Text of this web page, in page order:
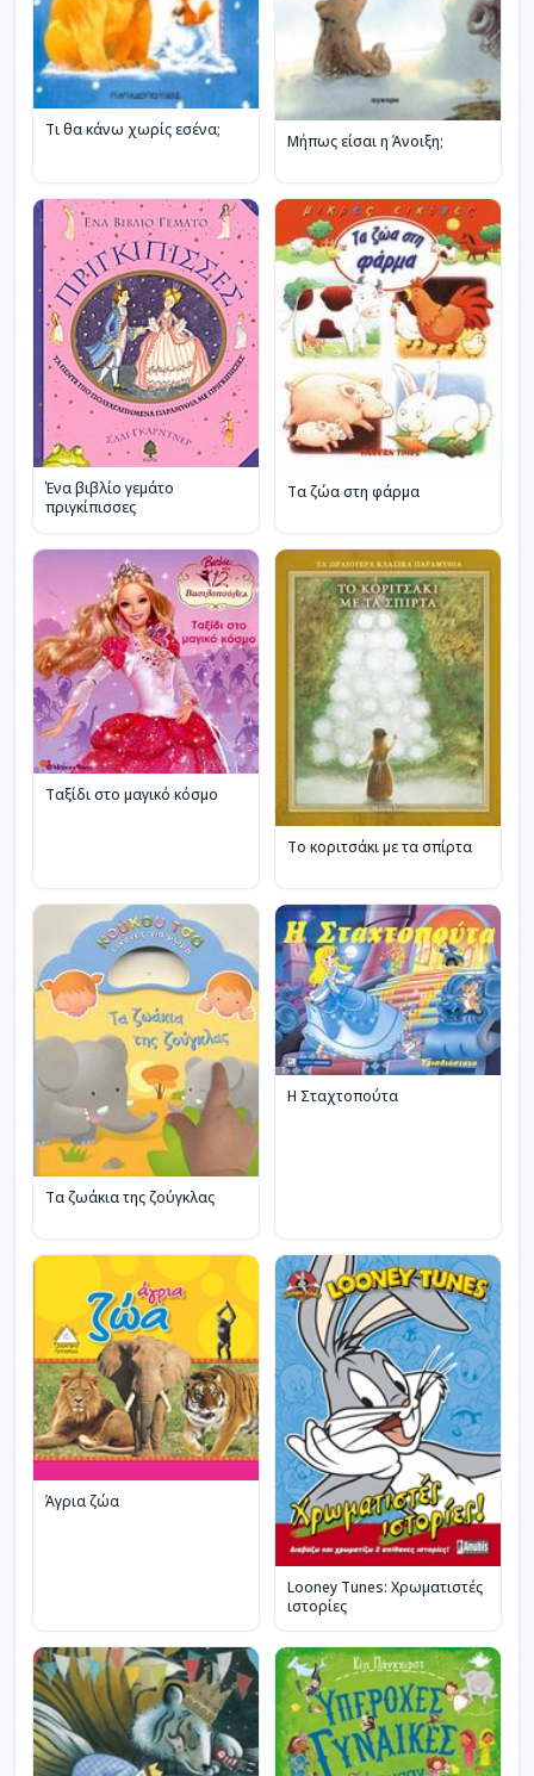
Τι θα κάνω χωρίς εσένα;
Μήπως είσαι η Άνοιξη;
Ένα βιβλίο γεμάτο
πριγκίπισσες
Τα ζώα στη φάρμα
Ταξίδι στο μαγικό κόσμο
Το κοριτσάκι με τα σπίρτα
Τα ζωάκια της ζούγκλας
Η Σταχτοπούτα
Άγρια ζώα
Looney Tunes: Χρωματιστές
ιστορίες